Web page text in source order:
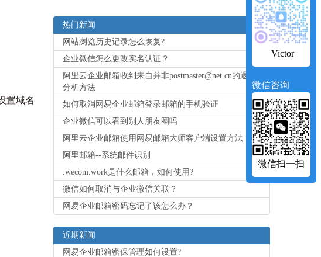
置域名
热门新闻
网站浏览历史记录怎么恢复?
企业微信怎么更改实名认证？
阿里云企业邮箱收到来自并非postmaster@net.cn的退信
分析方法
如何取消网易企业邮箱登录邮箱的手机验证
企业微信可以看到别人朋友圈吗
阿里云企业邮箱使用网易邮箱大师客户端设置方法
阿里邮箱--系统邮件识别
.wecom.work是什么邮箱，如何使用?
微信如何取消与企业微信关联？
网易企业邮箱密码忘记了该怎么办？
近期新闻
网易企业邮箱密保管理如何设置?
Victor
微信咨询
微信扫一扫